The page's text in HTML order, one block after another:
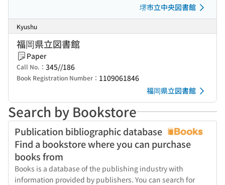
堺市立中央図書館
Kyushu
福岡県立図書館
Paper
Call No.： 345//186
Book Registration Number： 1109061846
福岡県立図書館
Search by Bookstore
Publication bibliographic database
Find a bookstore where you can purchase
books from
Books is a database of the publishing industry with
information provided by publishers. You can search for